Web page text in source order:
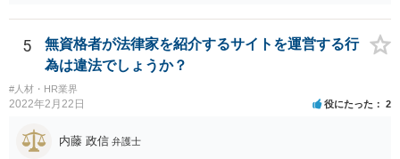
なるでしょう。
5
無資格者が法律家を紹介するサイトを運営する行
為は違法でしょうか？
#人材・HR業界
2022年2月22日 役にたった 2
内藤 政信 弁護士